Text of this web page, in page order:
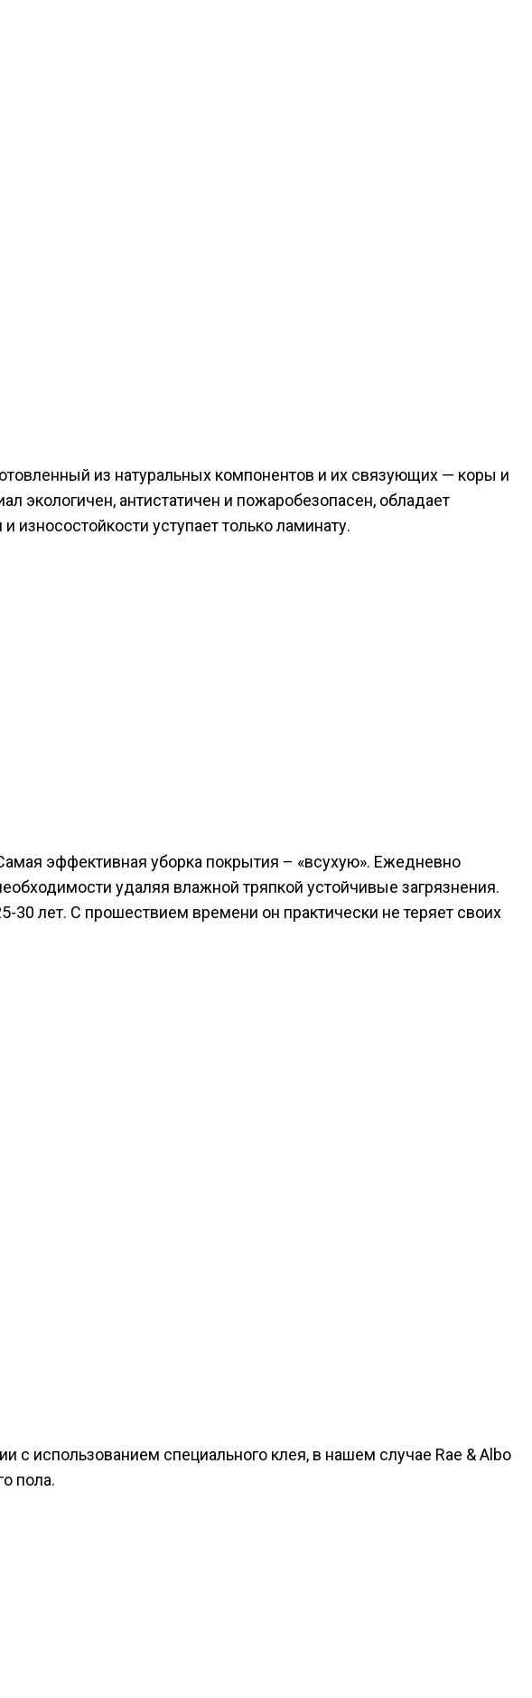
из натуральных компонентов и их связующих — коры и
экологичен, антистатичен и пожаробезопасен, обладает
уступает только ламинату.
эффективная уборка покрытия – «всухую». Ежедневно
удаляя влажной тряпкой устойчивые загрязнения.
30 лет. С прошествием времени он практически не теряет своих
с использованием специального клея, в нашем случае Rae & Albo
пола.